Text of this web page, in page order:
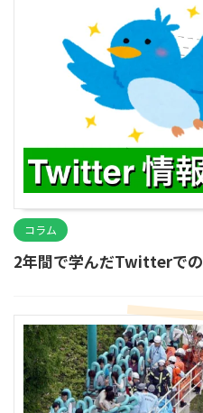
コラム
2年間で学んだTwitterで